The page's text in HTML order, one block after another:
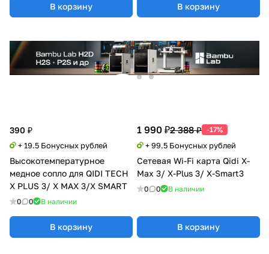
В корзину В корзину
390 ₽
+ 19.5 Бонусных рублей
Высокотемпературное
медное сопло для QIDI TECH
X PLUS 3/ X MAX 3/X SMART
0 0 В наличии
В корзину
1 990 ₽2 388 ₽ -17%
+ 99.5 Бонусных рублей
Сетевая Wi-Fi карта Qidi X-
Max 3/ X-Plus 3/ X-Smart3
0 0 В наличии
В корзину